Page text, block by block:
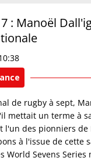
: Manoël
de rugby à sept,
mettait un terme à
des pionniers de
à l'issue de cette
World Sevens Series